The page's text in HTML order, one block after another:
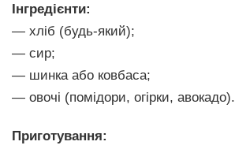
Інгредієнти:
— хліб (будь-який);
— сир;
— шинка або ковбаса;
— овочі (помідори, огірки, авокадо).
Приготування: